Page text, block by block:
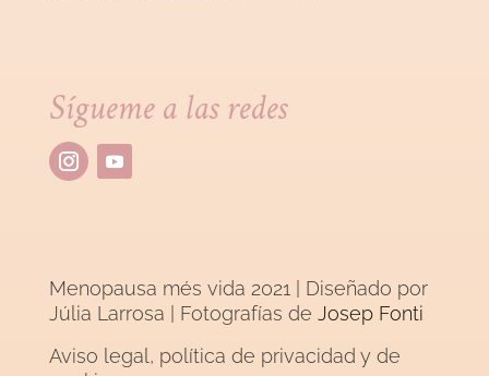
Sígueme a las redes
Menopausa més vida 2021 | Diseñado por
Júlia Larrosa | Fotografías de Josep Fonti
Aviso legal, política de privacidad y de